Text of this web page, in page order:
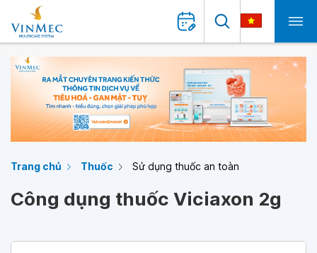
Trang chủ Thuốc Sử dụng thuốc an toàn
Công dụng thuốc Viciaxon 2g